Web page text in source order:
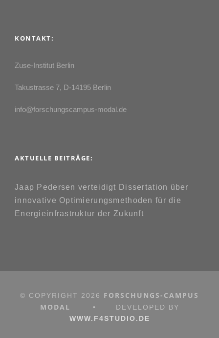
KONTAKT:
Zuse-Institut Berlin
Takustrasse 7, D-14195 Berlin
info@forschungscampus-modal.de
AKTUELLE BEITRÄGE:
Jaap Pedersen verteidigt Dissertation über
innovative Optimierungsmethoden für die
Energieinfrastruktur der Zukunft
© COPYRIGHT 2026 FORSCHUNGS-CAMPUS
MODAL
•
DEVELOPED BY
WWW.F4STUDIO.DE